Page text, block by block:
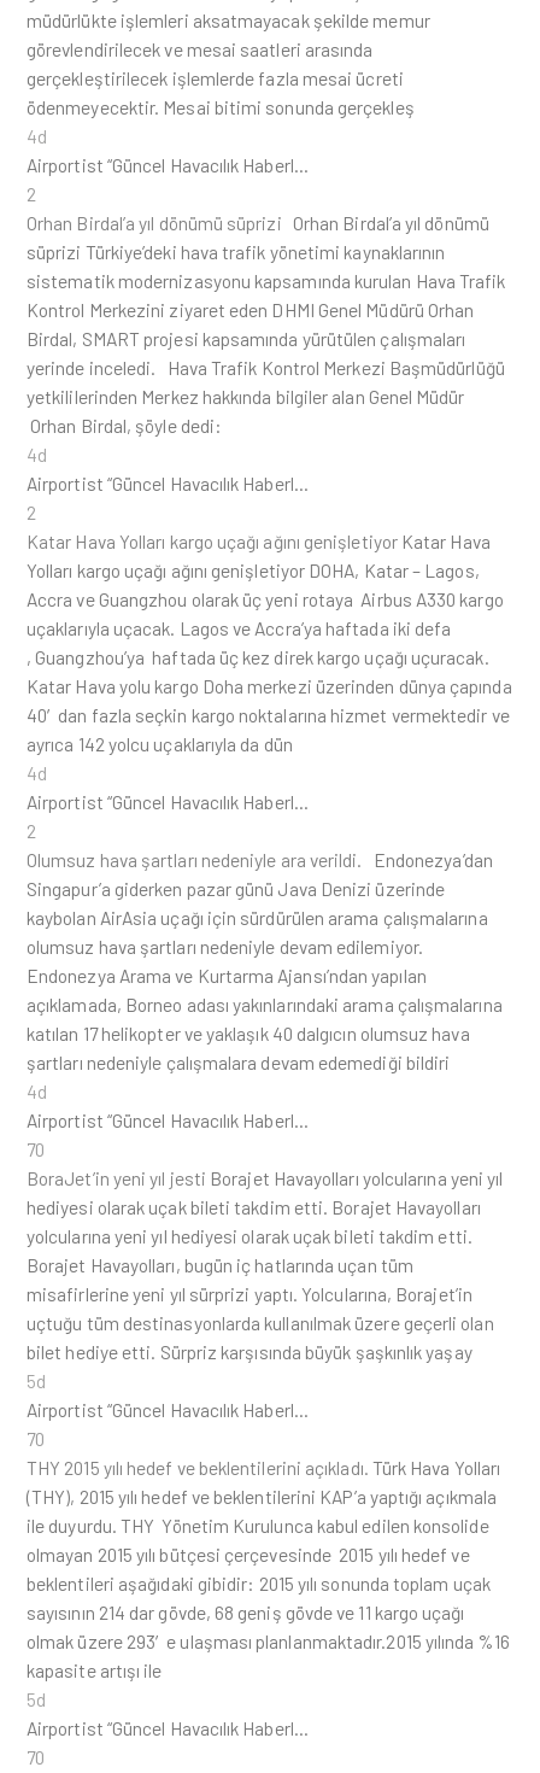
müdürlükte işlemleri aksatmayacak şekilde memur
görevlendirilecek ve mesai saatleri arasında
gerçekleştirilecek işlemlerde fazla mesai ücreti
ödenmeyecektir. Mesai bitimi sonunda gerçekleş
4d
Airportist “Güncel Havacılık Haberl…
2
Orhan Birdal’a yıl dönümü süprizi Orhan Birdal’a yıl dönümü
süprizi Türkiye’deki hava trafik yönetimi kaynaklarının
sistematik modernizasyonu kapsamında kurulan Hava Trafik
Kontrol Merkezini ziyaret eden DHMI Genel Müdürü Orhan
Birdal, SMART projesi kapsamında yürütülen çalışmaları
yerinde inceledi. Hava Trafik Kontrol Merkezi Başmüdürlüğü
yetkililerinden Merkez hakkında bilgiler alan Genel Müdür
Orhan Birdal, şöyle dedi:
4d
Airportist “Güncel Havacılık Haberl…
2
Katar Hava Yolları kargo uçağı ağını genişletiyor Katar Hava
Yolları kargo uçağı ağını genişletiyor DOHA, Katar – Lagos,
Accra ve Guangzhou olarak üç yeni rotaya Airbus A330 kargo
uçaklarıyla uçacak. Lagos ve Accra’ya haftada iki defa
, Guangzhou’ya haftada üç kez direk kargo uçağı uçuracak.
Katar Hava yolu kargo Doha merkezi üzerinden dünya çapında
40′dan fazla seçkin kargo noktalarına hizmet vermektedir ve
ayrıca 142 yolcu uçaklarıyla da dün
4d
Airportist “Güncel Havacılık Haberl…
2
Olumsuz hava şartları nedeniyle ara verildi.
Endonezya’dan
Singapur’a giderken pazar günü Java Denizi üzerinde
kaybolan AirAsia uçağı için sürdürülen arama çalışmalarına
olumsuz hava şartları nedeniyle devam edilemiyor.
Endonezya Arama ve Kurtarma Ajansı’ndan yapılan
açıklamada, Borneo adası yakınlarındaki arama çalışmalarına
katılan 17 helikopter ve yaklaşık 40 dalgıcın olumsuz hava
şartları nedeniyle çalışmalara devam edemediği bildiri
4d
Airportist “Güncel Havacılık Haberl…
70
BoraJet’in yeni yıl jesti Borajet Havayolları yolcularına yeni yıl
hediyesi olarak uçak bileti takdim etti. Borajet Havayolları
yolcularına yeni yıl hediyesi olarak uçak bileti takdim etti.
Borajet Havayolları, bugün iç hatlarında uçan tüm
misafirlerine yeni yıl sürprizi yaptı. Yolcularına, Borajet’in
uçtuğu tüm destinasyonlarda kullanılmak üzere geçerli olan
bilet hediye etti. Sürpriz karşısında büyük şaşkınlık yaşay
5d
Airportist “Güncel Havacılık Haberl…
70
THY 2015 yılı hedef ve beklentilerini açıkladı. Türk Hava Yolları
(THY), 2015 yılı hedef ve beklentilerini KAP’a yaptığı açıkmala
ile duyurdu. THY Yönetim Kurulunca kabul edilen konsolide
olmayan 2015 yılı bütçesi çerçevesinde 2015 yılı hedef ve
beklentileri aşağıdaki gibidir: 2015 yılı sonunda toplam uçak
sayısının 214 dar gövde, 68 geniş gövde ve 11 kargo uçağı
olmak üzere 293′e ulaşması planlanmaktadır.2015 yılında %16
kapasite artışı ile
5d
Airportist “Güncel Havacılık Haberl…
70